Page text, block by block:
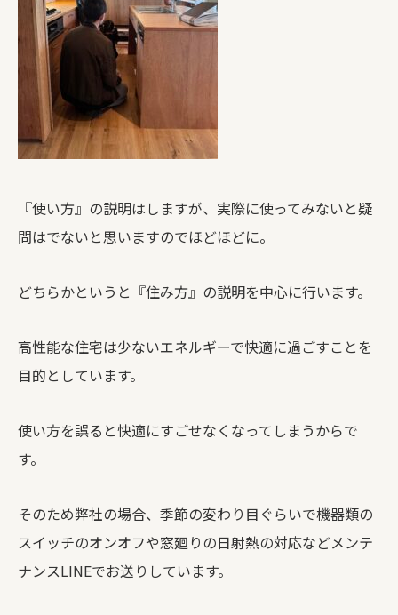
『使い方』の説明はしますが、実際に使ってみないと疑
問はでないと思いますのでほどほどに。
どちらかというと『住み方』の説明を中心に行います。
高性能な住宅は少ないエネルギーで快適に過ごすことを
目的としています。
使い方を誤ると快適にすごせなくなってしまうからで
す。
そのため弊社の場合、季節の変わり目ぐらいで機器類の
スイッチのオンオフや窓廻りの日射熱の対応などメンテ
ナンスLINEでお送りしています。